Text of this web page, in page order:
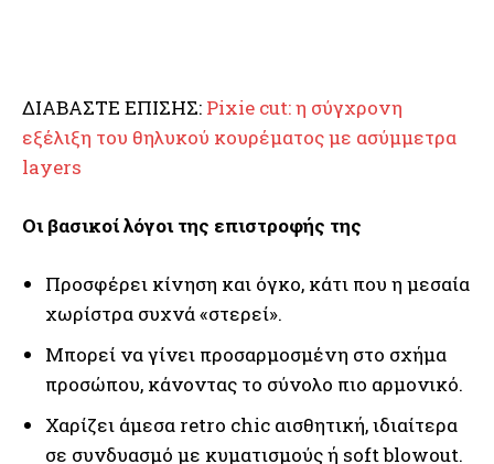
ΔΙΑΒΑΣΤΕ ΕΠΙΣΗΣ: Pixie cut: η σύγχρονη
εξέλιξη του θηλυκού κουρέματος με ασύμμετρα
layers
Οι βασικοί λόγοι της επιστροφής της
Προσφέρει κίνηση και όγκο, κάτι που η μεσαία
χωρίστρα συχνά «στερεί».
Μπορεί να γίνει προσαρμοσμένη στο σχήμα
προσώπου, κάνοντας το σύνολο πιο αρμονικό.
Χαρίζει άμεσα retro chic αισθητική, ιδιαίτερα
σε συνδυασμό με κυματισμούς ή soft blowout.